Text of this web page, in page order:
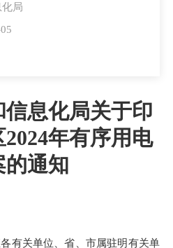
局
息化局关于印
年有序用电
的通知
有关单位、省、市属驻明有关单